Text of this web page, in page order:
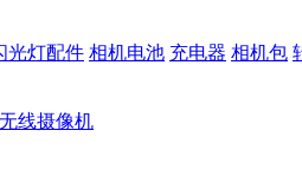
光灯配件 相机电池 充电器 相机包
无线摄像机